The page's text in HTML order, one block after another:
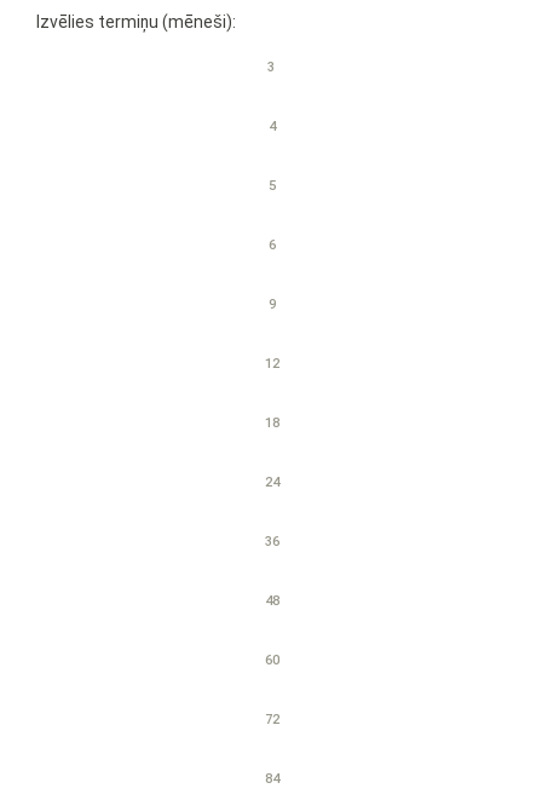
Izvēlies termiņu (mēneši):
3
4
5
6
9
12
18
24
36
48
60
72
84